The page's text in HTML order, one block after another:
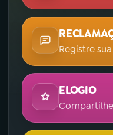
Registre
ELOGIO